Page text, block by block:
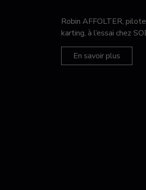
Robin AFFOLTER,
karting, à l’essai chez
En savoir plus